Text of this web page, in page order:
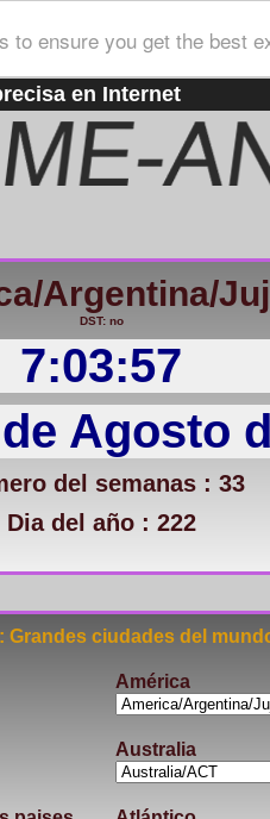
to ensure you get the best
en Internet
Argentina/
DST: no
7:03:58
Agosto
del semanas : 33
Dia del año : 222
: Grandes ciudades del
América
Australia